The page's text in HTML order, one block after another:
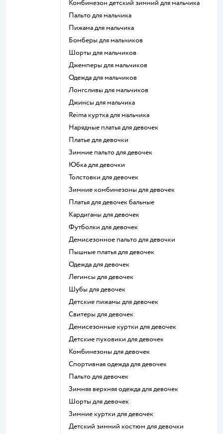
Комбинезон детский зимний для мальчика
Пальто для мальчика
Пижама для мальчика
Бомберы для мальчиков
Шорты для мальчиков
Джемперы для мальчиков
Одежда для мальчиков
Лонгсливы для мальчиков
Джинсы для мальчика
Reima куртка для мальчика
Нарядные платья для девочек
Платье для девочки
Зимние пальто для девочек
Юбка для девочки
Толстовки для девочек
Зимние комбинезоны для девочек
Платья для девочек бальные
Кардиганы для девочек
Футболки для девочек
Демисезонное пальто для девочки
Пышные платья для девочек
Одежда для девочек
Легинсы для девочек
Шубы для девочек
Детские пижамы для девочек
Свитеры для девочек
Демисезонные куртки для девочек
Детские пуховики для девочек
Комбинезоны для девочек
Спортивная одежда для девочек
Пальто для девочек
Зимняя верхняя одежда для девочек
Шорты для девочек
Зимние куртки для девочек
Детский зимний костюм для девочки